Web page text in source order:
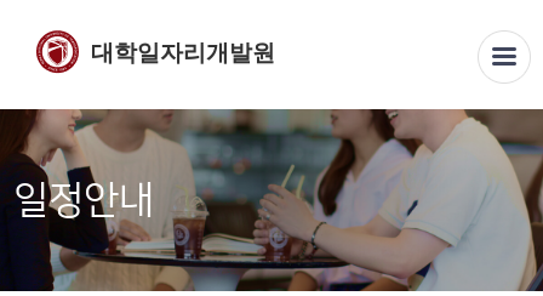
대학일자리개발원
일정안내